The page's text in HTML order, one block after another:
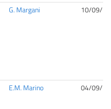
G. Margani 10/09/
E.M. Marino 04/09/